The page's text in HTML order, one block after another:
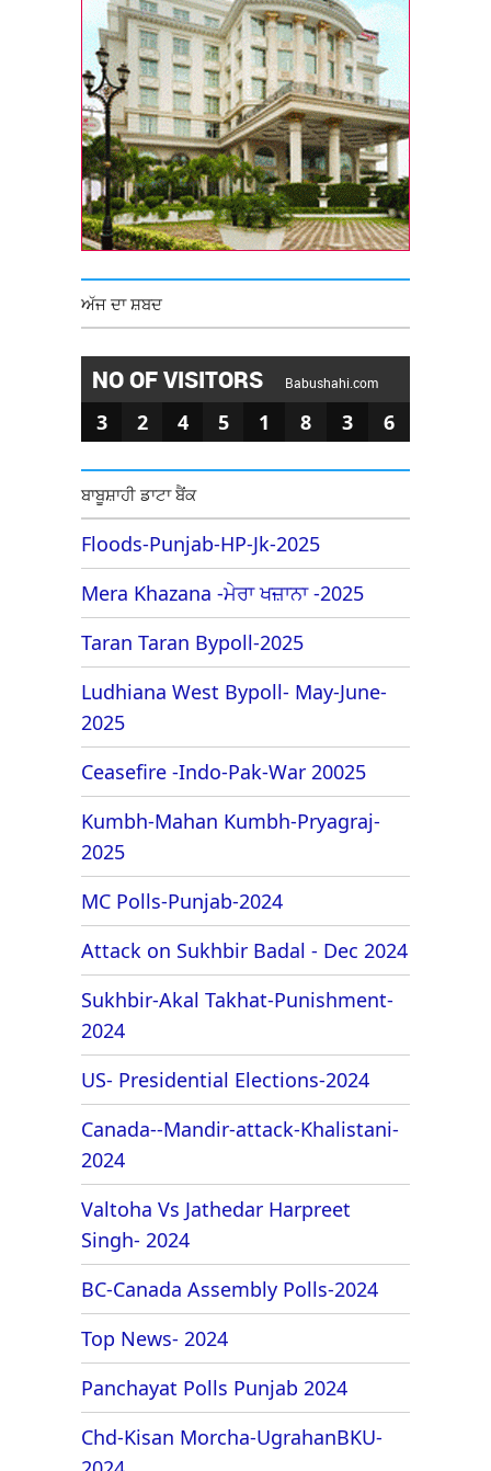
ਅੱਜ ਦਾ ਸ਼ਬਦ
NO OF VISITORS Babushahi.com
3 2 4 5 1 8 3 6
ਬਾਬੂਸ਼ਾਹੀ ਡਾਟਾ ਬੈਂਕ
Floods-Punjab-HP-Jk-2025
Mera Khazana -ਮੇਰਾ ਖਜ਼ਾਨਾ -2025
Taran Taran Bypoll-2025
Ludhiana West Bypoll- May-June-
2025
Ceasefire -Indo-Pak-War 20025
Kumbh-Mahan Kumbh-Pryagraj-
2025
MC Polls-Punjab-2024
Attack on Sukhbir Badal - Dec 2024
Sukhbir-Akal Takhat-Punishment-
2024
US- Presidential Elections-2024
Canada--Mandir-attack-Khalistani-
2024
Valtoha Vs Jathedar Harpreet
Singh- 2024
BC-Canada Assembly Polls-2024
Top News- 2024
Panchayat Polls Punjab 2024
Chd-Kisan Morcha-UgrahanBKU-